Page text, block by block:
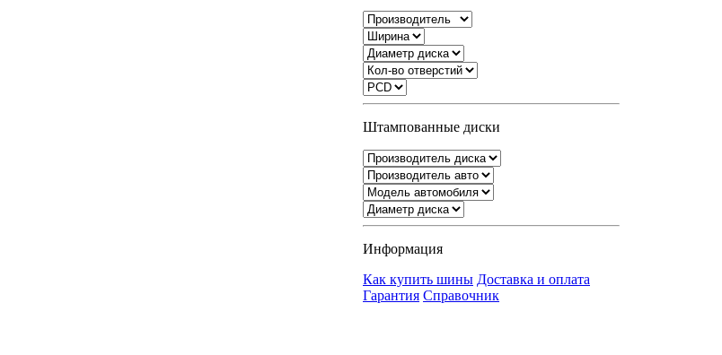
Штампованные диски
Информация
Как купить шины Доставка и оплата
Гарантия Справочник